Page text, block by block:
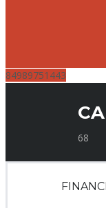
84989751443
68